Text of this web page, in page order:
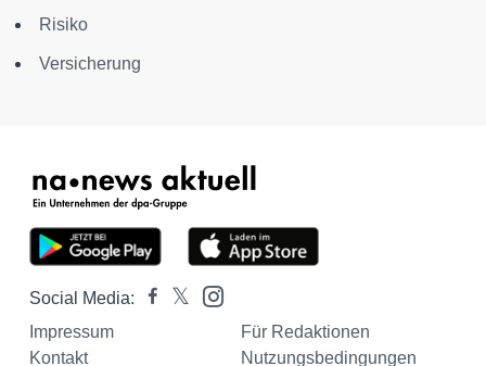
Risiko
Versicherung
Social Media:
Impressum
Für Redaktionen
Kontakt
Nutzungsbedingungen